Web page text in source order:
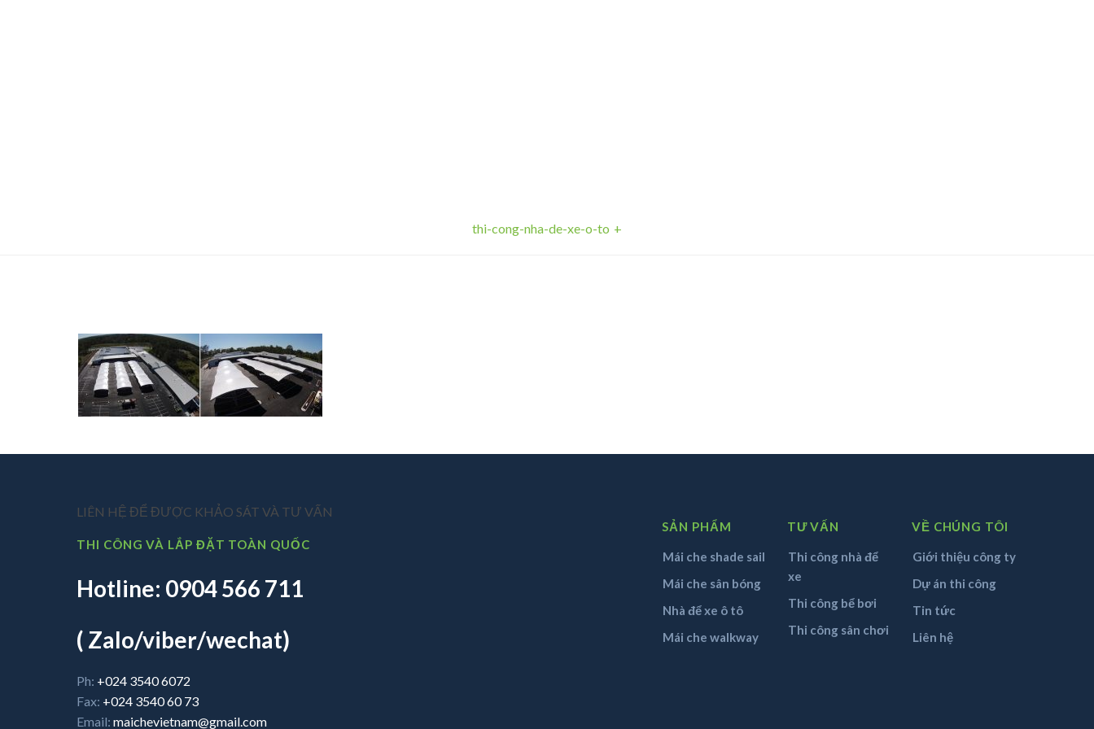
thi-cong-nha-de-xe-o-to
LIÊN HỆ ĐỂ ĐƯỢC KHẢO SÁT VÀ TƯ VẤN
THI CÔNG VÀ LẮP ĐẶT TOÀN QUỐC
Hotline: 0904 566 711
( Zalo/viber/wechat)
Ph: +024 3540 6072
Fax: +024 3540 60 73
Email:maichevietnam@gmail.com
SẢN PHẨM
Mái che shade sail
Mái che sân bóng
Nhà để xe ô tô
Mái che walkway
TƯ VẤN
Thi công nhà để
xe
Thi công bể bơi
Thi công sân chơi
VỀ CHÚNG TÔI
Giới thiệu công ty
Dự án thi công
Tin tức
Liên hệ